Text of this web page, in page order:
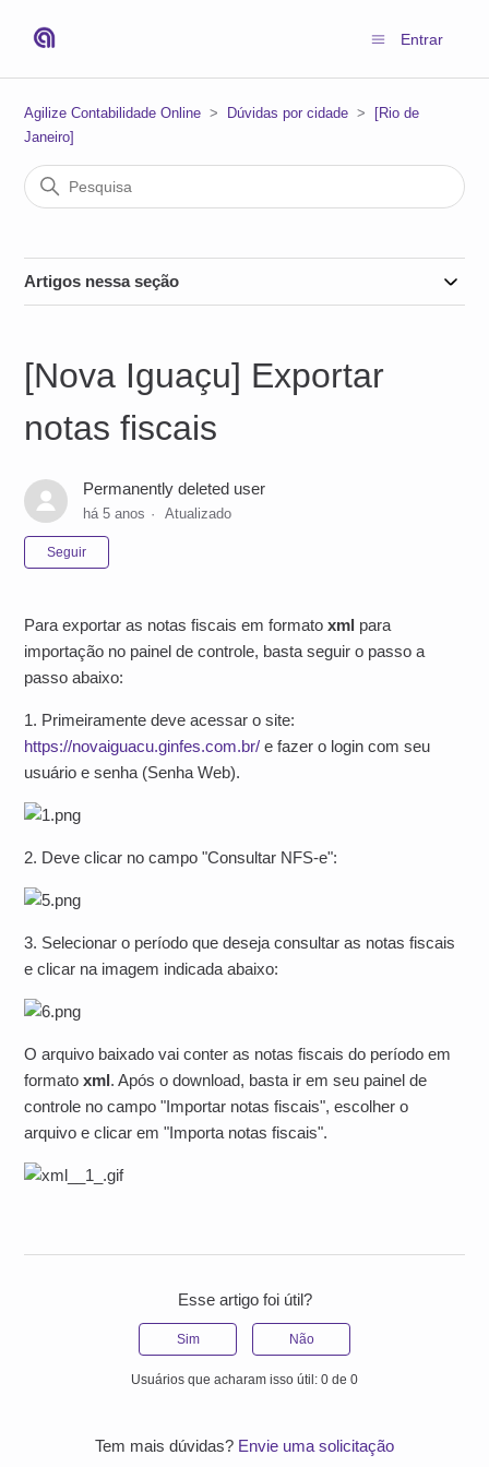
Entrar
Agilize Contabilidade Online Dúvidas por cidade
[Rio de
Janeiro]
Artigos nessa seção
[Nova Iguaçu] Exportar
notas fiscais
Permanently deleted user
há 5 anos Atualizado
Seguir
Para exportar as notas fiscais em formatoxml para
importação no painel de controle, basta seguir o passo a
passo abaixo:
1. Primeiramente deve acessar o site:
https://novaiguacu.ginfes.com.br/ e fazer o login com seu
usuário e senha (Senha Web).
2. Deve clicar no campo "Consultar NFS-e":
3. Selecionar o período que deseja consultar as notas fiscais
e clicar na imagem indicada abaixo:
O arquivo baixado vai conter as notas fiscais do período em
formatoxml. Após o download, basta ir em seu painel de
controle no campo "Importar notas fiscais", escolher o
arquivo e clicar em "Importa notas fiscais".
Esse artigo foi útil?
Sim Não
Usuários que acharam isso útil: 0 de 0
Tem mais dúvidas? Envie uma solicitação